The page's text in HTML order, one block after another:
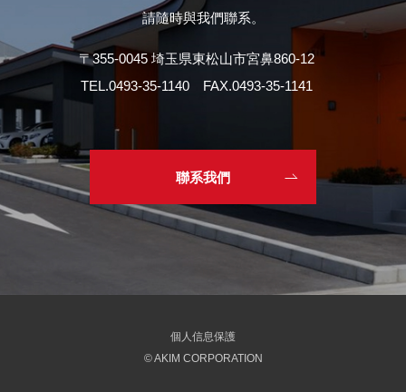
請隨時與我們聯系。
〒355-0045 埼玉県東松山市宮鼻860-12
TEL.0493-35-1140 FAX.0493-35-1141
聯系我們
個人信息保護
© AKIM CORPORATION